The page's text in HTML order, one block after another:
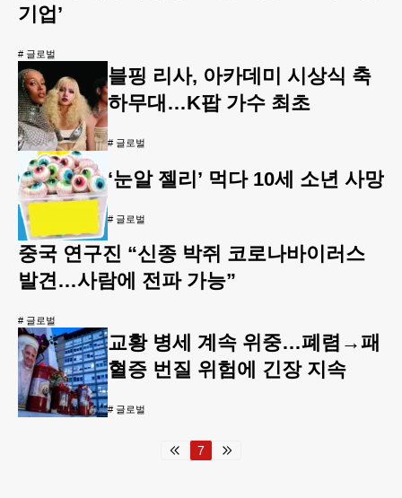
기업’
# 글로벌
블핑 리사, 아카데미 시상식 축
하무대…K팝 가수 최초
# 글로벌
‘눈알 젤리’ 먹다 10세 소년 사망
# 글로벌
중국 연구진 “신종 박쥐 코로나바이러스
발견…사람에 전파 가능”
# 글로벌
교황 병세 계속 위중…폐렴→패
혈증 번질 위험에 긴장 지속
# 글로벌
7